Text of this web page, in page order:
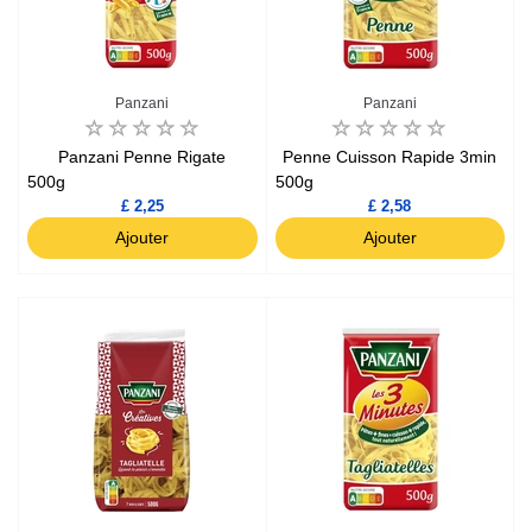
Panzani
Panzani Penne Rigate
500g
£ 2,25
Ajouter
Panzani
Penne Cuisson Rapide 3min
500g
£ 2,58
Ajouter